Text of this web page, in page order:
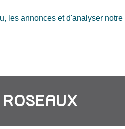
les annonces et d'analyser notre